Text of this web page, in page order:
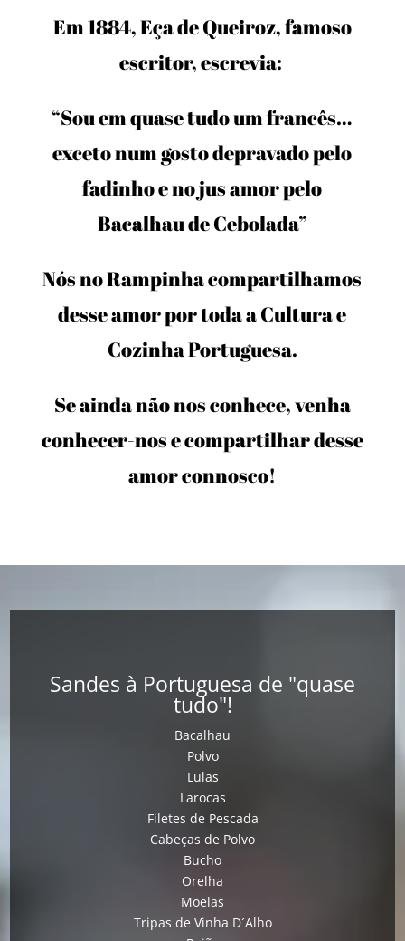
Em 1884, Eça de Queiroz, famoso
escritor, escrevia:
“Sou em quase tudo um francês…
exceto num gosto depravado pelo
fadinho e no jus amor pelo
Bacalhau de Cebolada”
Nós no Rampinha compartilhamos
desse amor por toda a Cultura e
Cozinha Portuguesa.
Se ainda não nos conhece, venha
conhecer-nos e compartilhar desse
amor connosco!
Sandes à Portuguesa de "quase
tudo"!
Bacalhau
Polvo
Lulas
Larocas
Filetes de Pescada
Cabeças de Polvo
Bucho
Orelha
Moelas
Tripas de Vinha D´Alho